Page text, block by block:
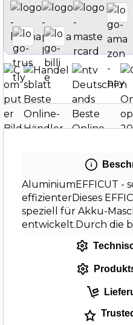
AluminiumEFFICUT -
effizienterDieses
speziell für Akku-
entwickelt.Durch die